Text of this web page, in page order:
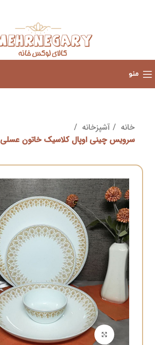
منو
خانه
آشپزخانه
سرویس چینی اوپال کلاسیک خاتون عسلی
برای بزرگنمایی کلیک کنید